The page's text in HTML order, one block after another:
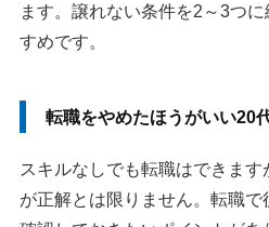
ます。譲れない条件を2～3つ
すめです。
転職をやめたほうがいい20
スキルなしでも転職はできます
が正解とは限りません。転職